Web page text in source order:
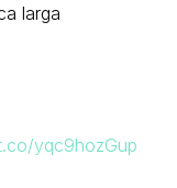
larga
yqc9hozGup